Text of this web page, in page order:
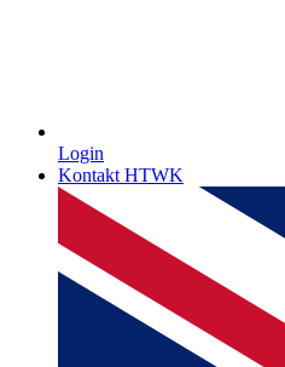
Login
Kontakt HTWK